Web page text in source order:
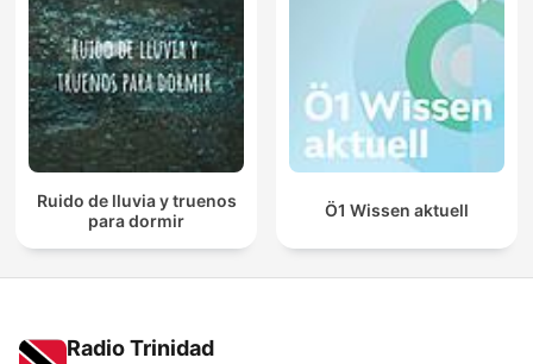
Ruido de lluvia y truenos
para dormir
Ö1 Wissen aktuell
Radio Trinidad